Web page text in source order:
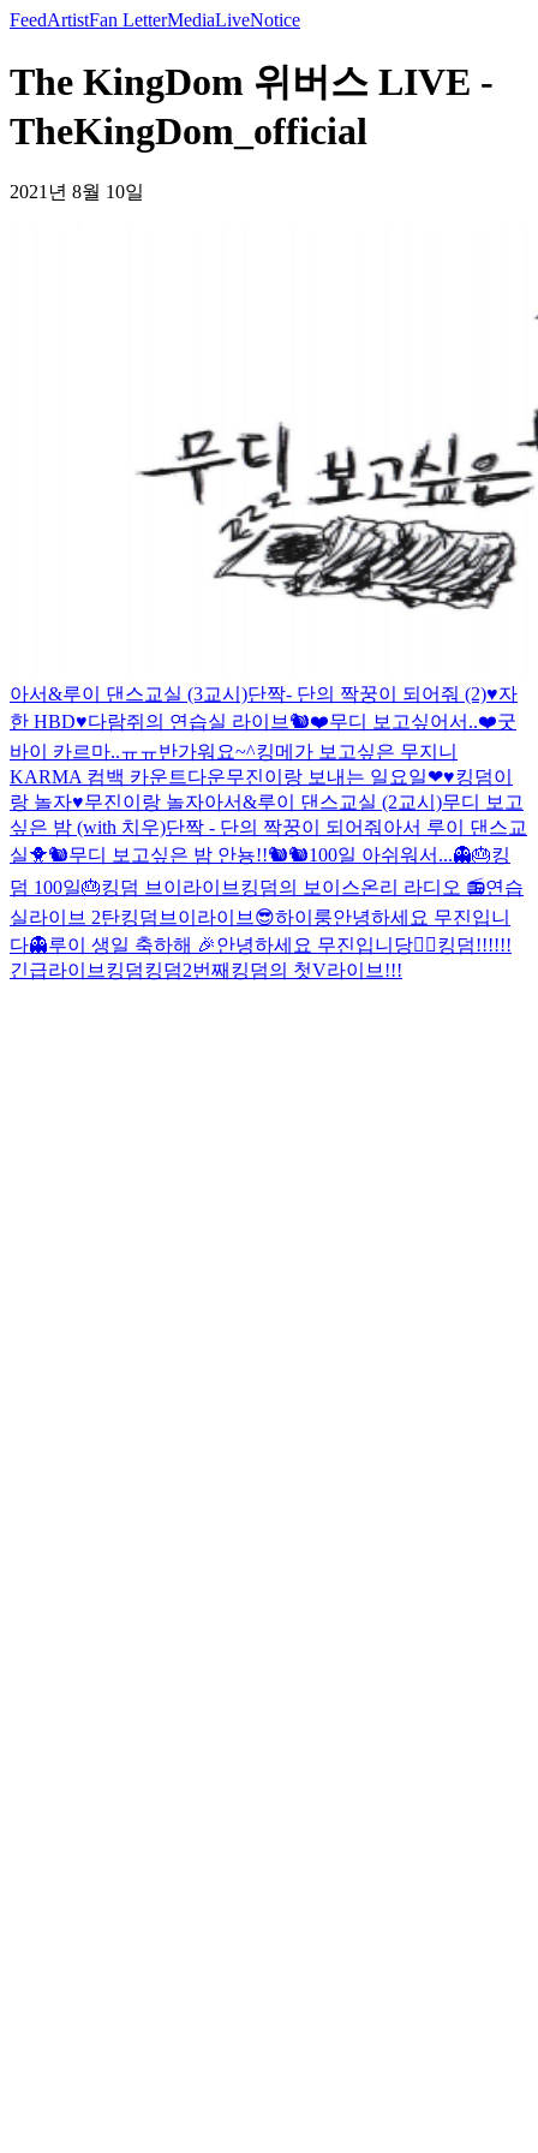
FeedArtistFan LetterMediaLiveNotice
The KingDom 위버스 LIVE -
TheKingDom_official
2021년 8월 10일
아서&루이 댄스교실 (3교시)단짝- 단의 짝꿍이 되어줘 (2)♥자
한 HBD♥다람쥐의 연습실 라이브🐿❤무디 보고싶어서..❤굿
바이 카르마..ㅠㅠ반가워요~^킹메가 보고싶은 무지니
KARMA 컴백 카운트다운무진이랑 보내는 일요일❤♥︎킹덤이
랑 놀자♥︎무진이랑 놀자아서&루이 댄스교실 (2교시)무디 보고
싶은 밤 (with 치우)단짝 - 단의 짝꿍이 되어줘 아서 루이 댄스교
실🐥🐿무디 보고싶은 밤 안뇽!!🐿🐿100일 아쉬워서...👻🎂킹
덤 100일🎂킹덤 브이라이브 킹덤의 보이스온리 라디오 📻연습
실라이브 2탄킹덤브이라이브😎하이룽안녕하세요 무진입니
다👻루이 생일 축하해 🎉안녕하세요 무진입니당🙋‍♂️킹덤!!!!!!
긴급라이브 킹덤킹덤2번째 킹덤의 첫V라이브!!!